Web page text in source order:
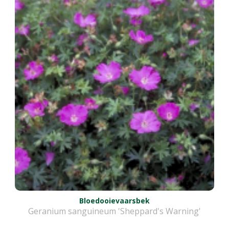
Bloedooievaarsbek
Geranium sanguineum 'Sheppard's Warning'